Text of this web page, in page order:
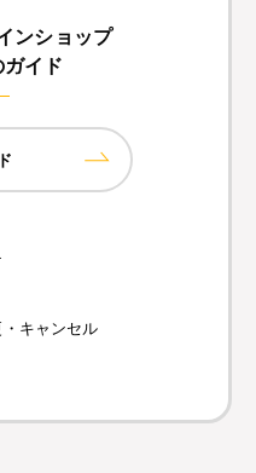
ンショップ
イド
キャンセル